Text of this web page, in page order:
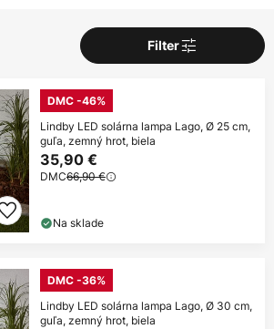
Filter
DMC -46%
Lindby LED solárna lampa Lago, Ø 25 cm,
guľa, zemný hrot, biela
35,90 €
DMC66,90 €
Na sklade
DMC -36%
Lindby LED solárna lampa Lago, Ø 30 cm,
guľa, zemný hrot, biela